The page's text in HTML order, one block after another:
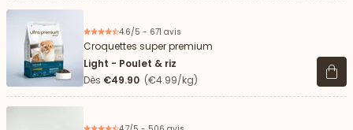
4.6/5 - 671 avis
Croquettes super premium
Light - Poulet & riz
Dès €49.90 (€4.99/kg) Voir